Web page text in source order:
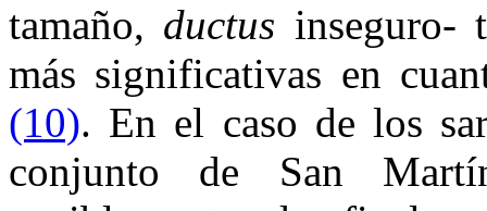
tamaño, ductus inseguro-
más significativas en
(10). En el caso de los
conjunto de San